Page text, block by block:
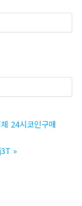
24시코인구매
»